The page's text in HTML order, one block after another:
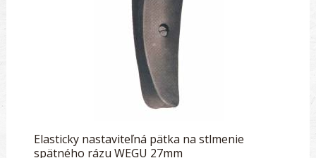
Elasticky nastaviteľná pätka na stlmenie
spätného rázu WEGU 27mm